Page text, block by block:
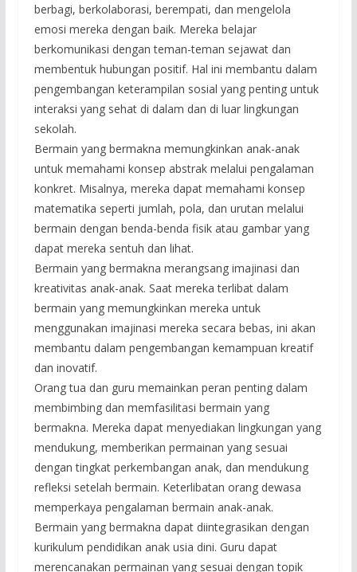
berbagi, berkolaborasi, berempati, dan mengelola
emosi mereka dengan baik. Mereka belajar
berkomunikasi dengan teman-teman sejawat dan
membentuk hubungan positif. Hal ini membantu dalam
pengembangan keterampilan sosial yang penting untuk
interaksi yang sehat di dalam dan di luar lingkungan
sekolah.
Bermain yang bermakna memungkinkan anak-anak
untuk memahami konsep abstrak melalui pengalaman
konkret. Misalnya, mereka dapat memahami konsep
matematika seperti jumlah, pola, dan urutan melalui
bermain dengan benda-benda fisik atau gambar yang
dapat mereka sentuh dan lihat.
Bermain yang bermakna merangsang imajinasi dan
kreativitas anak-anak. Saat mereka terlibat dalam
bermain yang memungkinkan mereka untuk
menggunakan imajinasi mereka secara bebas, ini akan
membantu dalam pengembangan kemampuan kreatif
dan inovatif.
Orang tua dan guru memainkan peran penting dalam
membimbing dan memfasilitasi bermain yang
bermakna. Mereka dapat menyediakan lingkungan yang
mendukung, memberikan permainan yang sesuai
dengan tingkat perkembangan anak, dan mendukung
refleksi setelah bermain. Keterlibatan orang dewasa
memperkaya pengalaman bermain anak-anak.
Bermain yang bermakna dapat diintegrasikan dengan
kurikulum pendidikan anak usia dini. Guru dapat
merencanakan permainan yang sesuai dengan topik